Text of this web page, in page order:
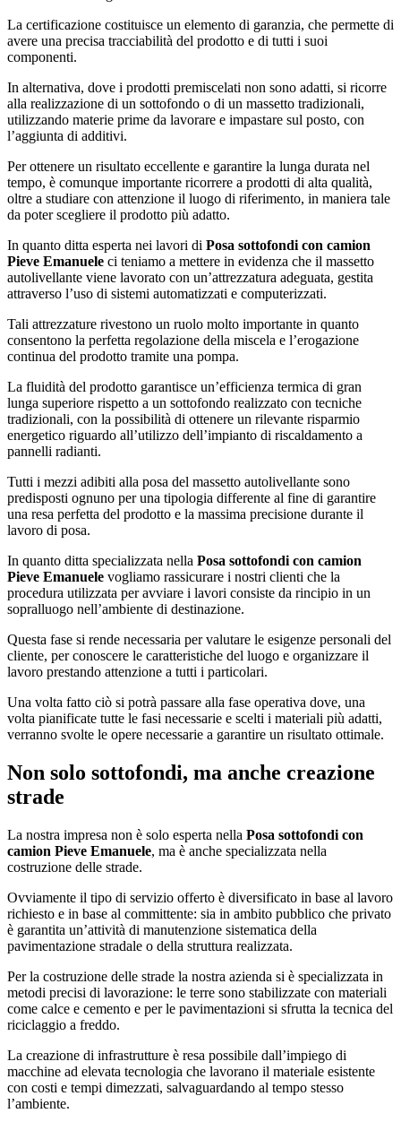
La certificazione costituisce un elemento di garanzia, che permette di
avere una precisa tracciabilità del prodotto e di tutti i suoi
componenti.
In alternativa, dove i prodotti premiscelati non sono adatti, si ricorre
alla realizzazione di un sottofondo o di un massetto tradizionali,
utilizzando materie prime da lavorare e impastare sul posto, con
l’aggiunta di additivi.
Per ottenere un risultato eccellente e garantire la lunga durata nel
tempo, è comunque importante ricorrere a prodotti di alta qualità,
oltre a studiare con attenzione il luogo di riferimento, in maniera tale
da poter scegliere il prodotto più adatto.
In quanto ditta esperta nei lavori di Posa sottofondi con camion
Pieve Emanuele ci teniamo a mettere in evidenza che il massetto
autolivellante viene lavorato con un’attrezzatura adeguata, gestita
attraverso l’uso di sistemi automatizzati e computerizzati.
Tali attrezzature rivestono un ruolo molto importante in quanto
consentono la perfetta regolazione della miscela e l’erogazione
continua del prodotto tramite una pompa.
La fluidità del prodotto garantisce un’efficienza termica di gran
lunga superiore rispetto a un sottofondo realizzato con tecniche
tradizionali, con la possibilità di ottenere un rilevante risparmio
energetico riguardo all’utilizzo dell’impianto di riscaldamento a
pannelli radianti.
Tutti i mezzi adibiti alla posa del massetto autolivellante sono
predisposti ognuno per una tipologia differente al fine di garantire
una resa perfetta del prodotto e la massima precisione durante il
lavoro di posa.
In quanto ditta specializzata nella Posa sottofondi con camion
Pieve Emanuele vogliamo rassicurare i nostri clienti che la
procedura utilizzata per avviare i lavori consiste da rincipio in un
sopralluogo nell’ambiente di destinazione.
Questa fase si rende necessaria per valutare le esigenze personali del
cliente, per conoscere le caratteristiche del luogo e organizzare il
lavoro prestando attenzione a tutti i particolari.
Una volta fatto ciò si potrà passare alla fase operativa dove, una
volta pianificate tutte le fasi necessarie e scelti i materiali più adatti,
verranno svolte le opere necessarie a garantire un risultato ottimale.
Non solo sottofondi, ma anche creazione
strade
La nostra impresa non è solo esperta nella Posa sottofondi con
camion Pieve Emanuele, ma è anche specializzata nella
costruzione delle strade.
Ovviamente il tipo di servizio offerto è diversificato in base al lavoro
richiesto e in base al committente: sia in ambito pubblico che privato
è garantita un’attività di manutenzione sistematica della
pavimentazione stradale o della struttura realizzata.
Per la costruzione delle strade la nostra azienda si è specializzata in
metodi precisi di lavorazione: le terre sono stabilizzate con materiali
come calce e cemento e per le pavimentazioni si sfrutta la tecnica del
riciclaggio a freddo.
La creazione di infrastrutture è resa possibile dall’impiego di
macchine ad elevata tecnologia che lavorano il materiale esistente
con costi e tempi dimezzati, salvaguardando al tempo stesso
l’ambiente.